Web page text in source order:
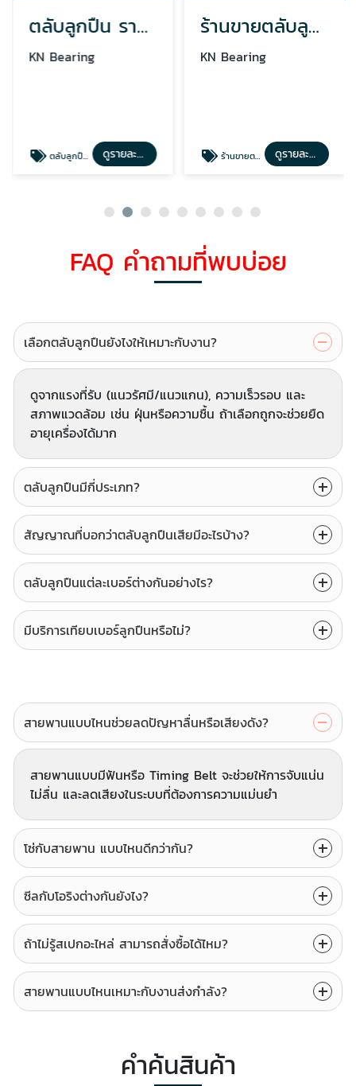
ตลับลูกปืน ราคาปลีก-ส่ง
KN Bearing
ตลับลูกปืน ราคาปลีก-ส่ง ดูรายละเอียด
ร้านขายตลับลูกปืน ใกล้ฉัน
KN Bearing
ร้านขายตลับลูกปืน ใกล้ฉัน ดูรายละเอียด
FAQ คำถามที่พบบ่อย
เลือกตลับลูกปืนยังไงให้เหมาะกับงาน?
ดูจากแรงที่รับ (แนวรัศมี/แนวแกน), ความเร็วรอบ และ
สภาพแวดล้อม เช่น ฝุ่นหรือความชื้น ถ้าเลือกถูกจะช่วยยืด
อายุเครื่องได้มาก
ตลับลูกปืนมีกี่ประเภท?
สัญญาณที่บอกว่าตลับลูกปืนเสียมีอะไรบ้าง?
ตลับลูกปืนแต่ละเบอร์ต่างกันอย่างไร?
มีบริการเทียบเบอร์ลูกปืนหรือไม่?
สายพานแบบไหนช่วยลดปัญหาลื่นหรือเสียงดัง?
สายพานแบบมีฟันหรือ Timing Belt จะช่วยให้การจับแน่น
ไม่ลื่น และลดเสียงในระบบที่ต้องการความแม่นยำ
โซ่กับสายพาน แบบไหนดีกว่ากัน?
ซีลกับโอริงต่างกันยังไง?
ถ้าไม่รู้สเปกอะไหล่ สามารถสั่งซื้อได้ไหม?
สายพานแบบไหนเหมาะกับงานส่งกำลัง?
คำค้นสินค้า